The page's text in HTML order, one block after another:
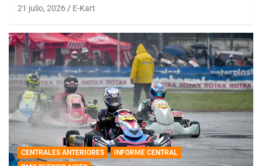
21 julio, 2026 E-Kart
CENTRALES ANTERIORES
INFORME CENTRAL